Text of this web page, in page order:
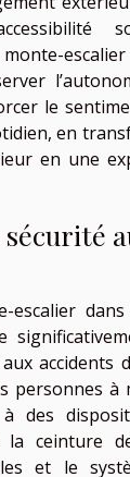
monte-
le
en
en une
escalier
accidents
personnes à
des
la ceinture
et le